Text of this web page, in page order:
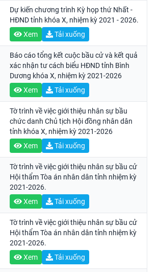
Dự kiến chương trình Kỳ họp thứ Nhất -
HĐND tỉnh khóa X, nhiệm kỳ 2021 - 2026.
Xem
Tải xuống
Báo cáo tổng kết cuộc bầu cử và kết quả
xác nhận tư cách biểu HĐND tỉnh Bình
Dương khóa X, nhiệm kỳ 2021-2026
Xem
Tải xuống
Tờ trình về việc giới thiệu nhân sự bầu
chức danh Chủ tịch Hội đồng nhân dân
tỉnh khóa X, nhiệm kỳ 2021-2026
Xem
Tải xuống
Tờ trình về việc giới thiệu nhân sự bầu cử
Hội thẩm Tòa án nhân dân tỉnh nhiệm kỳ
2021-2026.
Xem
Tải xuống
Tờ trình về việc giới thiệu nhân sự bầu cử
Hội thẩm Tòa án nhân dân tỉnh nhiệm kỳ
2021-2026.
Xem
Tải xuống